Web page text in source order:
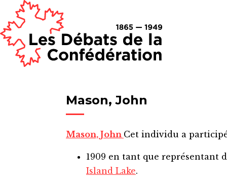
Mason, John
Mason, John Cet individu a
1909 en tant que représentant
Island Lake.